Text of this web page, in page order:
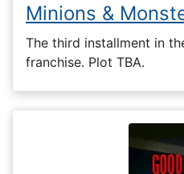
Minions &
The third installment in
franchise. Plot TBA.